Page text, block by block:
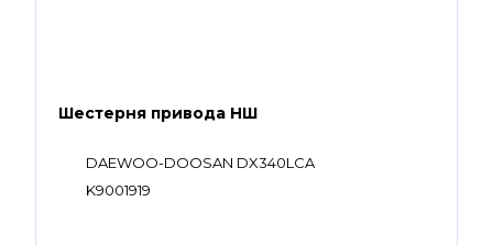
Шестерня привода НШ
DAEWOO-DOOSAN DX340LCA
K9001919